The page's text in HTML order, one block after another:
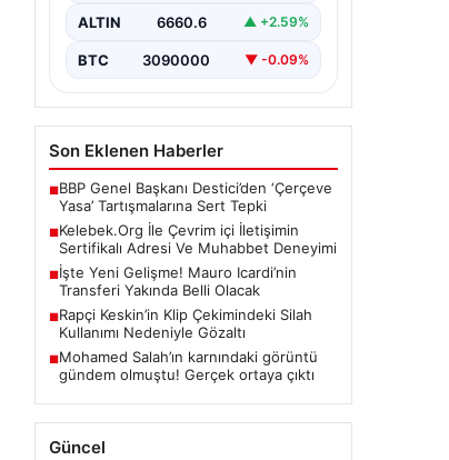
Günümüzde birçok…
ALTIN 6660.6 ▲ +2.59%
BTC 3090000 ▼ -0.09%
Son Eklenen Haberler
■BBP Genel Başkanı Destici’den ‘Çerçeve
Yasa’ Tartışmalarına Sert Tepki
■Kelebek.Org İle Çevrim içi İletişimin
Sertifikalı Adresi Ve Muhabbet Deneyimi
■İşte Yeni Gelişme! Mauro Icardi’nin
Transferi Yakında Belli Olacak
■Rapçi Keskin’in Klip Çekimindeki Silah
Kullanımı Nedeniyle Gözaltı
■Mohamed Salah’ın karnındaki görüntü
gündem olmuştu! Gerçek ortaya çıktı
Güncel